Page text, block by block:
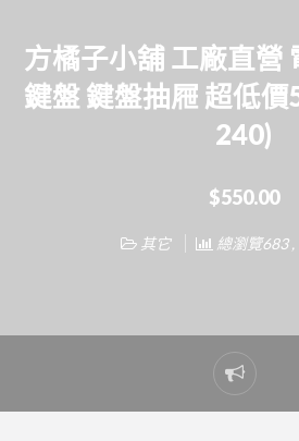
方橘子小舖 工廠直營
鍵盤 鍵盤抽屜 超低
240)
$550.00
其它 總瀏覽683
Report